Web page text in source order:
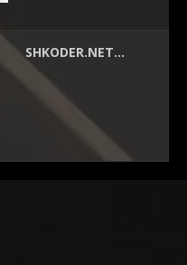
SHKODER.NET…